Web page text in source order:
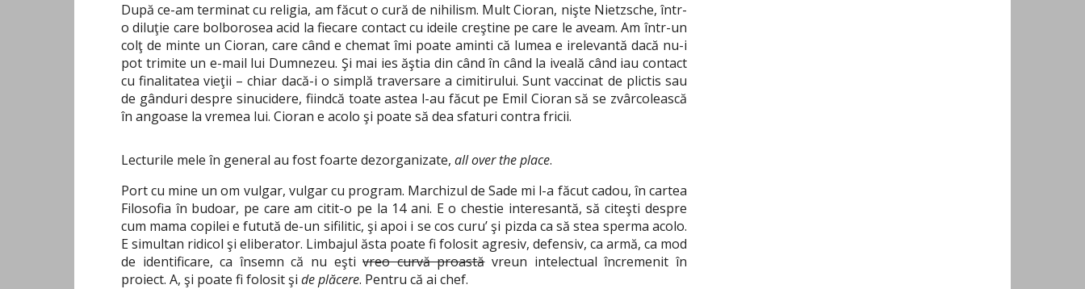
După ce-am terminat cu religia, am făcut o cură de nihilism. Mult Cioran, nişte Nietzsche, într-
o diluţie care bolborosea acid la fiecare contact cu ideile creştine pe care le aveam. Am într-un
colţ de minte un Cioran, care când e chemat îmi poate aminti că lumea e irelevantă dacă nu-i
pot trimite un e-mail lui Dumnezeu. Şi mai ies ăştia din când în când la iveală când iau contact
cu finalitatea vieţii – chiar dacă-i o simplă traversare a cimitirului. Sunt vaccinat de plictis sau
de gânduri despre sinucidere, fiindcă toate astea l-au făcut pe Emil Cioran să se zvârcolească
în angoase la vremea lui. Cioran e acolo şi poate să dea sfaturi contra fricii.
Lecturile mele în general au fost foarte dezorganizate, all over the place.
Port cu mine un om vulgar, vulgar cu program. Marchizul de Sade mi l-a făcut cadou, în cartea
Filosofia în budoar, pe care am citit-o pe la 14 ani. E o chestie interesantă, să citeşti despre
cum mama copilei e futută de-un sifilitic, şi apoi i se cos curu’ şi pizda ca să stea sperma acolo.
E simultan ridicol şi eliberator. Limbajul ăsta poate fi folosit agresiv, defensiv, ca armă, ca mod
de identificare, ca însemn că nu eştivreo curvă proastăvreun intelectual încremenit în
proiect. A, şi poate fi folosit şi de plăcere. Pentru că ai chef.